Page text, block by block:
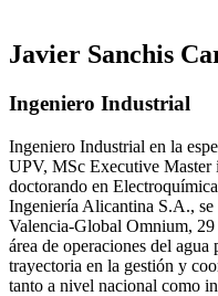
Javier Sanchis
Ingeniero Industrial
Ingeniero Industrial en la
UPV, MSc Executive
doctorando en
Ingeniería Alicantina S.A.,
Valencia-Global Omnium, 29
área de operaciones del
trayectoria en la gestión y
tanto a nivel nacional como